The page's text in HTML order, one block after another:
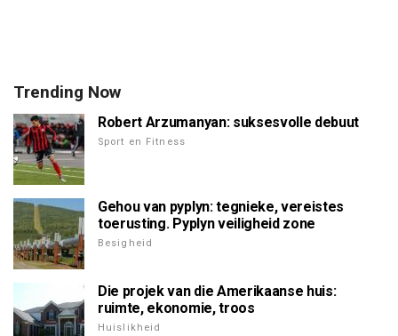
Trending Now
Robert Arzumanyan: suksesvolle debuut
Sport en Fitness
Gehou van pyplyn: tegnieke, vereistes
toerusting. Pyplyn veiligheid zone
Besigheid
Die projek van die Amerikaanse huis:
ruimte, ekonomie, troos
Huislikheid